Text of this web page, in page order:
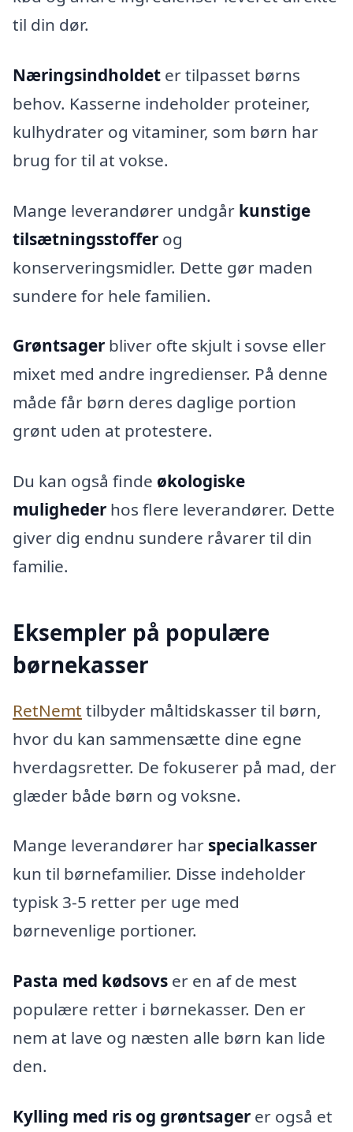
til din dør.
Næringsindholdet er tilpasset børns
behov. Kasserne indeholder proteiner,
kulhydrater og vitaminer, som børn har
brug for til at vokse.
Mange leverandører undgår kunstige
tilsætningsstoffer og
konserveringsmidler. Dette gør maden
sundere for hele familien.
Grøntsager bliver ofte skjult i sovse eller
mixet med andre ingredienser. På denne
måde får børn deres daglige portion
grønt uden at protestere.
Du kan også finde økologiske
muligheder hos flere leverandører. Dette
giver dig endnu sundere råvarer til din
familie.
Eksempler på populære
børnekasser
RetNemt tilbyder måltidskasser til børn,
hvor du kan sammensætte dine egne
hverdagsretter. De fokuserer på mad, der
glæder både børn og voksne.
Mange leverandører har specialkasser
kun til børnefamilier. Disse indeholder
typisk 3-5 retter per uge med
børnevenlige portioner.
Pasta med kødsovs er en af de mest
populære retter i børnekasser. Den er
nem at lave og næsten alle børn kan lide
den.
Kylling med ris og grøntsager er også et